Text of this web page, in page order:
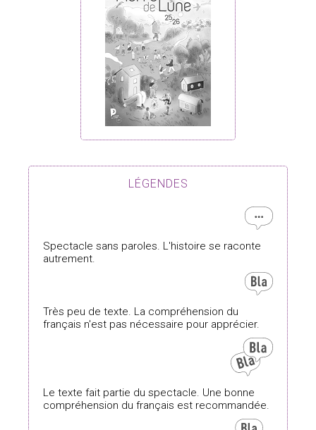
LÉGENDES
Spectacle sans paroles. L'histoire se raconte
autrement.
Très peu de texte. La compréhension du
français n'est pas nécessaire pour apprécier.
Le texte fait partie du spectacle. Une bonne
compréhension du français est recommandée.